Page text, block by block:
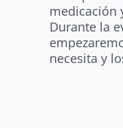
medicación
Durante la
necesita y